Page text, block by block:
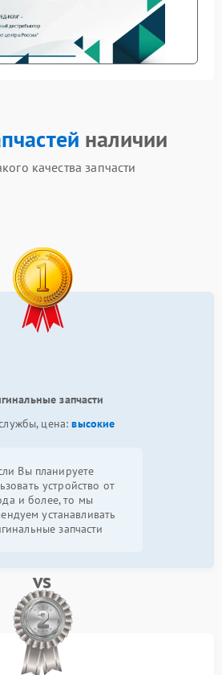
наличии
качества запчасти
запчасти
цена:высокие
Вы планируете
устройство от
и более, то мы
устанавливать
запчасти
vs